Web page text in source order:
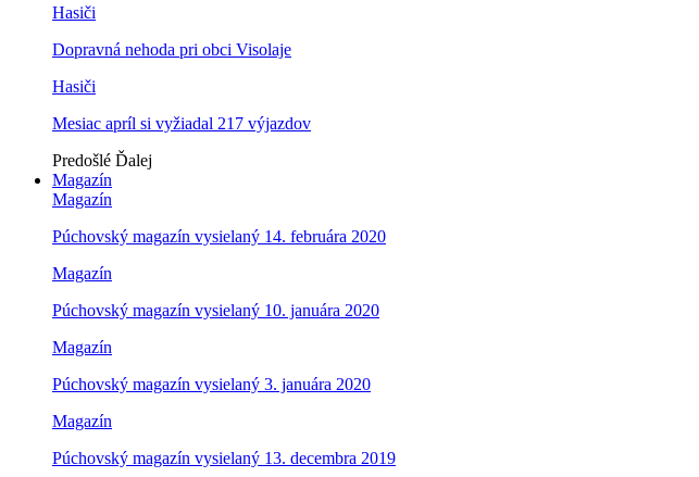
Hasiči
Dopravná nehoda pri obci Visolaje
Hasiči
Mesiac apríl si vyžiadal 217 výjazdov
Predošlé Ďalej
Magazín
Magazín
Púchovský magazín vysielaný 14. februára 2020
Magazín
Púchovský magazín vysielaný 10. januára 2020
Magazín
Púchovský magazín vysielaný 3. januára 2020
Magazín
Púchovský magazín vysielaný 13. decembra 2019